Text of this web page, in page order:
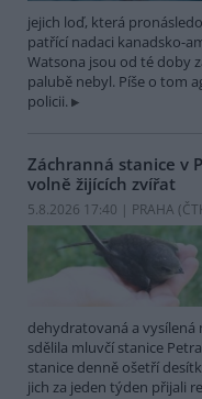
jejich loď, která
patřící nadaci kanadsko-
Watsona jsou od té doby
palubě nebyl. Píše o tom
policii.
Záchranná stanice v
volně žijících zvířat
5.8.2026 17:40 | PRAHA (
dehydratovaná a vysílená
sdělila mluvčí stanice
stanice denně ošetří
jich za jeden týden přijali